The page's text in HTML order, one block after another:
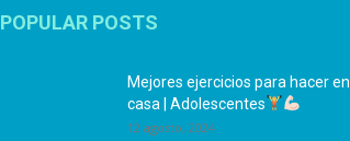
POPULAR POSTS
Mejores ejercicios para hacer en
casa | Adolescentes
12 agosto, 2024